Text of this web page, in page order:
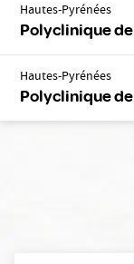
Hautes-Pyrénées
Polyclinique
Hautes-Pyrénées
Polyclinique